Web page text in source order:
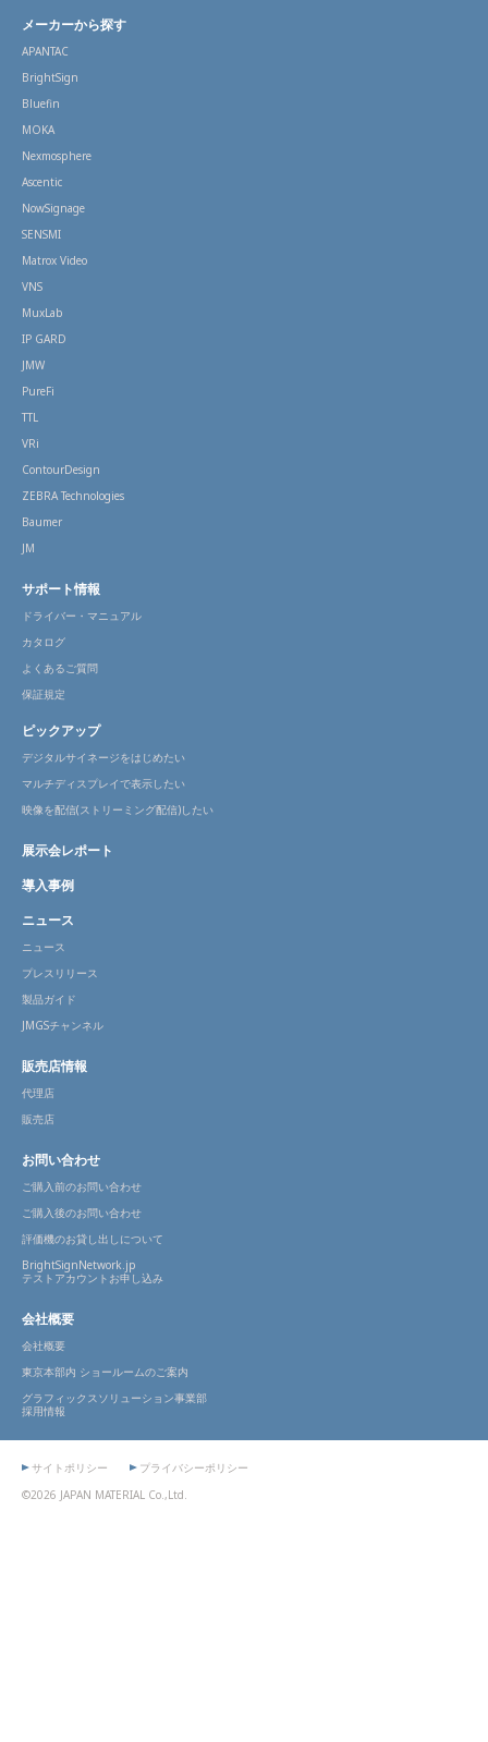
メーカーから探す
APANTAC
BrightSign
Bluefin
MOKA
Nexmosphere
Ascentic
NowSignage
SENSMI
Matrox Video
VNS
MuxLab
IP GARD
JMW
PureFi
TTL
VRi
ContourDesign
ZEBRA Technologies
Baumer
JM
サポート情報
ドライバー・マニュアル
カタログ
よくあるご質問
保証規定
ピックアップ
デジタルサイネージをはじめたい
マルチディスプレイで表示したい
映像を配信(ストリーミング配信)したい
展示会レポート
導入事例
ニュース
ニュース
プレスリリース
製品ガイド
JMGSチャンネル
販売店情報
代理店
販売店
お問い合わせ
ご購入前のお問い合わせ
ご購入後のお問い合わせ
評価機のお貸し出しについて
BrightSignNetwork.jp
テストアカウントお申し込み
会社概要
会社概要
東京本部内 ショールームのご案内
グラフィックスソリューション事業部
採用情報
©2026 JAPAN MATERIAL Co.,Ltd.
サイトポリシー プライバシーポリシー